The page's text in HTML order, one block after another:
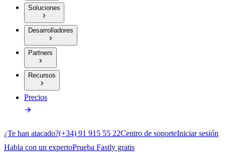
Soluciones
Desarrolladores
Partners
Recursos
Precios
¿Te han atacado?(+34) 91 915 55 22Centro de soporteIniciar sesión
Habla con un expertoPrueba Fastly gratis